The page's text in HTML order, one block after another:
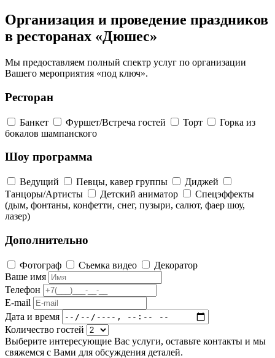
Организация и проведение праздников
в ресторанах «Дюшес»
Мы предоставляем полный спектр услуг по организации
Вашего мероприятия «под ключ».
Ресторан
Банкет Фуршет/Встреча гостей Торт
Горка из
бокалов шампанского
Шоу программа
Ведущий Певцы, кавер группы
Диджей
Танцоры/Артисты
Детский аниматор
Спецэффекты
(дым, фонтаны, конфетти, снег, пузыри, салют, фаер шоу,
лазер)
Дополнительно
Фотограф Съемка видео
Декоратор
Ваше имя
Телефон
E-mail
Дата и время
Количество гостей
Выберите интересующие Вас услуги, оставьте контакты и мы
свяжемся с Вами для обсуждения деталей.